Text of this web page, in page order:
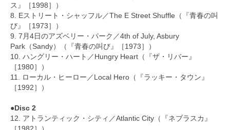
ス』［1998］）
8. Eストリート・シャッフル／The E Street Shuffle（『青春の叫
び』［1973］）
9. 7月4日のアズベリー・パーク／4th of July, Asbury
Park（Sandy）（『青春の叫び』［1973］）
10. ハングリー・ハート／Hungry Heart（『ザ・リバー』
［1980］）
11. ローカル・ヒーロー／Local Hero（『ラッキー・タウン』
［1992］）
●Disc 2
12. アトランティック・シティ／Atlantic City（『ネブラスカ』
［1982］）